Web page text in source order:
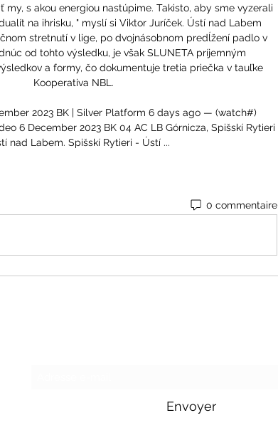
my, s akou energiou nastúpime. Takisto, aby sme vyzerali
na ihrisku, " myslí si Viktor Juríček. Ústí nad Labem
stretnutí v lige, po dvojnásobnom predĺžení padlo v
od tohto výsledku, je však SLUNETA príjemným
a formy, čo dokumentuje tretia priečka v tauľke
Kooperativa NBL.
2023 BK | Silver Platform 6 days ago — (watch#)
6 December 2023 BK 04 AC LB Górnicza, Spišskí Rytieri
nad Labem. Spišskí Rytieri - Ústí ...
0 commentaire
Envoyer